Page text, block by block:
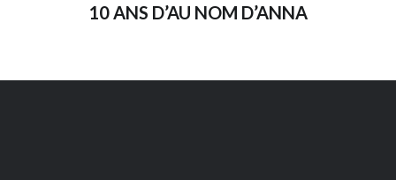
10 ANS D’AU NOM D’ANNA